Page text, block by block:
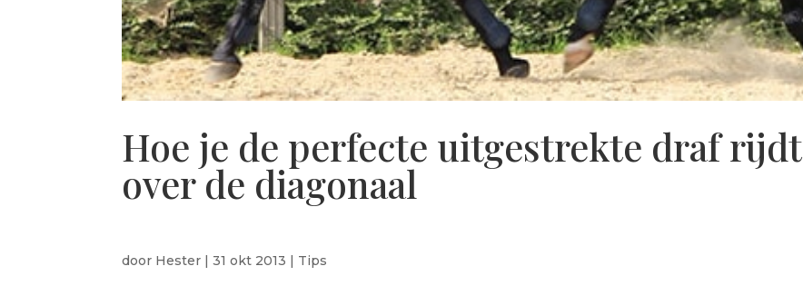
Hoe je de perfecte uitgestrekte draf rijdt
over de diagonaal
door Hester |31 okt 2013 | Tips